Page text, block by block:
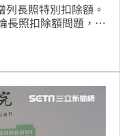
長照特別扣除額。
長照扣除額問題，據
定為20％，換算
三讀通過，明年5月